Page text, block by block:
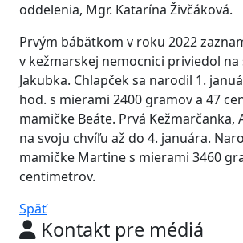
oddelenia, Mgr. Katarína Živčáková.
Prvým bábätkom v roku 2022
v kežmarskej nemocnici priviedol na
Jakubka. Chlapček sa narodil 1.
hod. s mierami 2400 gramov a 47
mamičke Beáte. Prvá Kežmarčanka,
na svoju chvíľu až do 4. januára.
mamičke Martine s mierami 3460
centimetrov.
Späť
Kontakt pre médiá